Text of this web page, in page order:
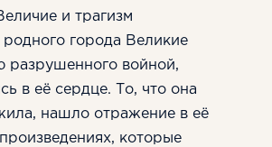
и трагизм
родного города Великие
разрушенного войной,
в её сердце. То, что она
нашло отражение в её
которые